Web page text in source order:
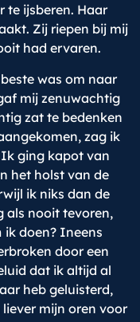
te ijsberen. Haar
Zij riepen bij mij
had ervaren.
was om naar
mij zenuwachtig
zat te bedenken
zag ik
ging kapot van
het holst van de
ik niks dan de
als nooit tevoren,
ik doen? Ineens
door een
dat ik altijd al
heb geluisterd,
mijn oren voor